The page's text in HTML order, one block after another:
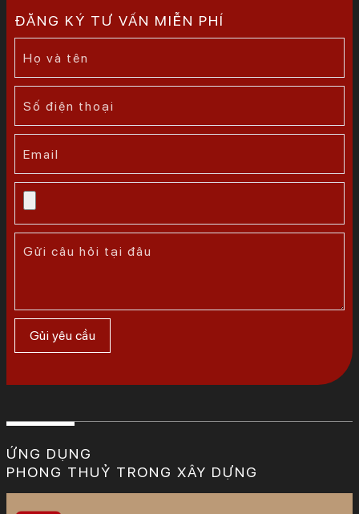
ĐĂNG KÝ TƯ VẤN MIỄN PHÍ
ỨNG DỤNG
PHONG THUỶ TRONG XÂY DỰNG